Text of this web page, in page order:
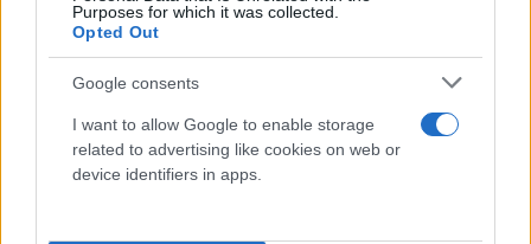
Purposes for which it was collected.
Opted Out
Google consents
I want to allow Google to enable storage
related to advertising like cookies on web or
device identifiers in apps.